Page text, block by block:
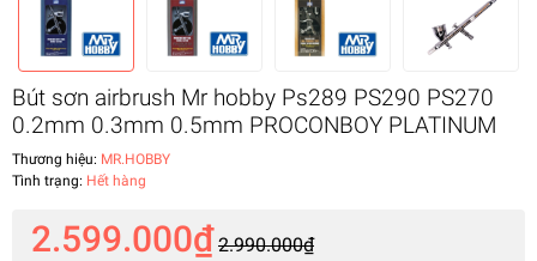
Bút sơn airbrush Mr hobby Ps289 PS290 PS270
0.2mm 0.3mm 0.5mm PROCONBOY PLATINUM
Thương hiệu: MR.HOBBY
Tình trạng: Hết hàng
2.599.000₫ 2.990.000₫